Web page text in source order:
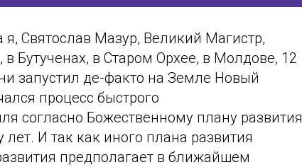
Святослав Мазур, Великий Магистр,
Бутученах, в Старом Орхее, в Молдове, 12
запустил де-факто на Земле Новый
процесс быстрого
согласно Божественному плану развития
И так как иного плана развития
предполагает в ближайшем